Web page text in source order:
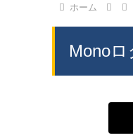
ホーム
Mono